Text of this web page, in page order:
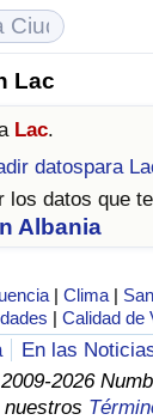
Lac
Lac.
datospara
los datos que
Albania
|Clima |
|Calidad de
En las
2026
por país
Inmuebles
Inmuebles por
Vida (Actual)
por país
de